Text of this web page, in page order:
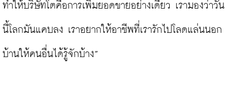
ทำให้บริษัทโตคือการเพิ่มยอดขายอย่างเดียว เรามองว่าวัน
นี้โลกมันแคบลง เราอยากให้อาชีพที่เรารักไปโลดแล่นนอก
บ้านให้คนอื่นได้รู้จักบ้าง”